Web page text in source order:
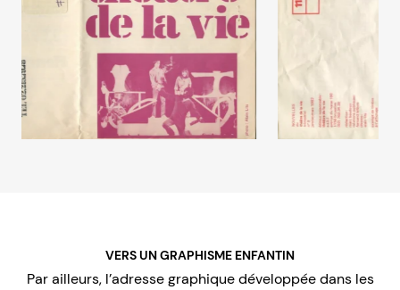
VERS UN GRAPHISME ENFANTIN
Par ailleurs, l’adresse graphique développée dans les